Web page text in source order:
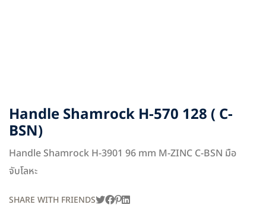
Handle Shamrock H-570 128 ( C-
BSN)
Handle Shamrock H-3901 96 mm M-ZINC C-BSN มือ
จับโลหะ
SHARE WITH FRIENDS